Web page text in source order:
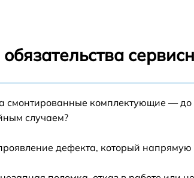
смонтированные комплектующие — до
случаем?
дефекта, который